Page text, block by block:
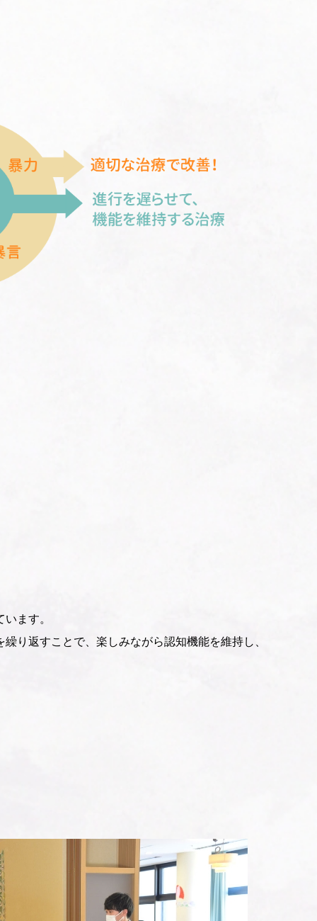
ます。
り返すことで、楽しみながら認知機能を維持し、